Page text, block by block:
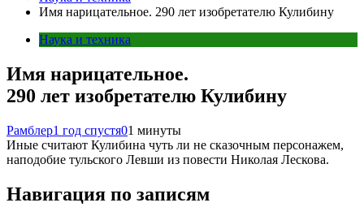
Имя нарицательное. 290 лет изобретателю Кулибину
Наука и техника
Имя нарицательное.
290 лет изобретателю Кулибину
Рамблер1 год спустя01 минуты
Иные считают Кулибина чуть ли не сказочным персонажем,
наподобие тульского Левши из повести Николая Лескова.
Навигация по записям